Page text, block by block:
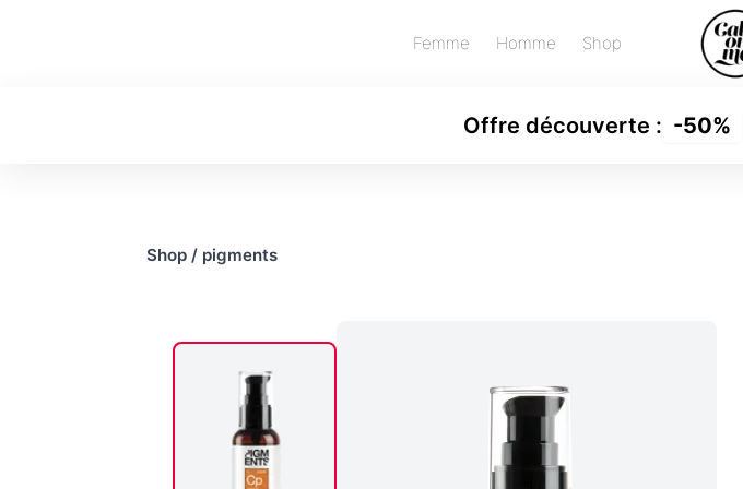
Femme Homme Shop
Offre découverte : -50%
Shop/ pigments